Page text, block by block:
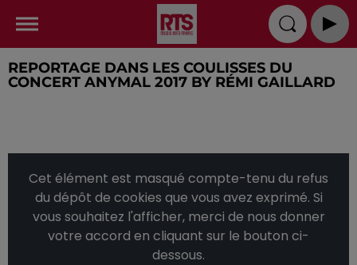
REPORTAGE DANS LES COULISSES DU
CONCERT ANYMAL 2017 BY RÉMI GAILLARD
Cet élément est masqué compte-tenu du refus
du dépôt de cookies que vous avez exprimé. Si
vous souhaitez l'afficher, merci de nous donner
votre accord en cliquant sur le bouton ci-
dessous.